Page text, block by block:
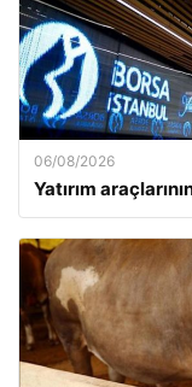
06/08/2026
Yatırım